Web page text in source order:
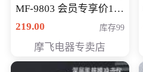
MF-9803 会员专享价138
元
219.00 库存99
摩飞电器专卖店